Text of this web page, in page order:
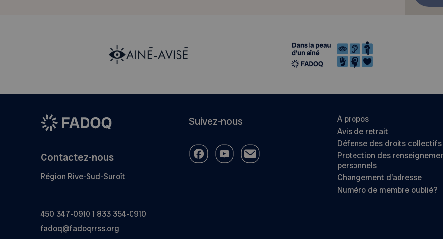
Contactez-nous
Région Rive-Sud-Suroît
450 347-0910 1 833 354-0910
fadoq@fadoqrrss.org
Suivez-nous
À propos
Avis de retrait
Défense des droits collectifs
Protection des
personnels
Changement d’adresse
Numéro de membre oublié?